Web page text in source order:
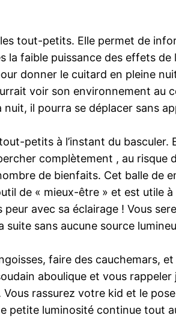
tout-petits. Elle permet de
la faible puissance des effets
donner le cuitard en pleine
voir son environnement au
il pourra se déplacer sans
petits à l’instant du
complètement , au
de bienfaits. Cet balle de
de « mieux-être » et est utile
peur avec sa éclairage ! Vous
suite sans aucune source
faire des cauchemars,
aboulique et vous
rassurez votre kid et le
petite luminosité continue tout